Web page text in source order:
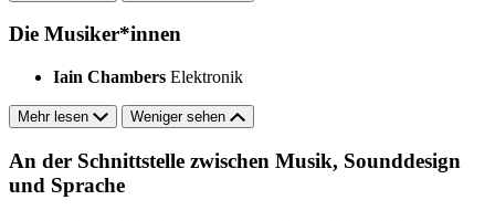
Die Musiker*innen
Iain Chambers Elektronik
Mehr lesen Weniger sehen
An der Schnittstelle zwischen Musik, Sounddesign
und Sprache